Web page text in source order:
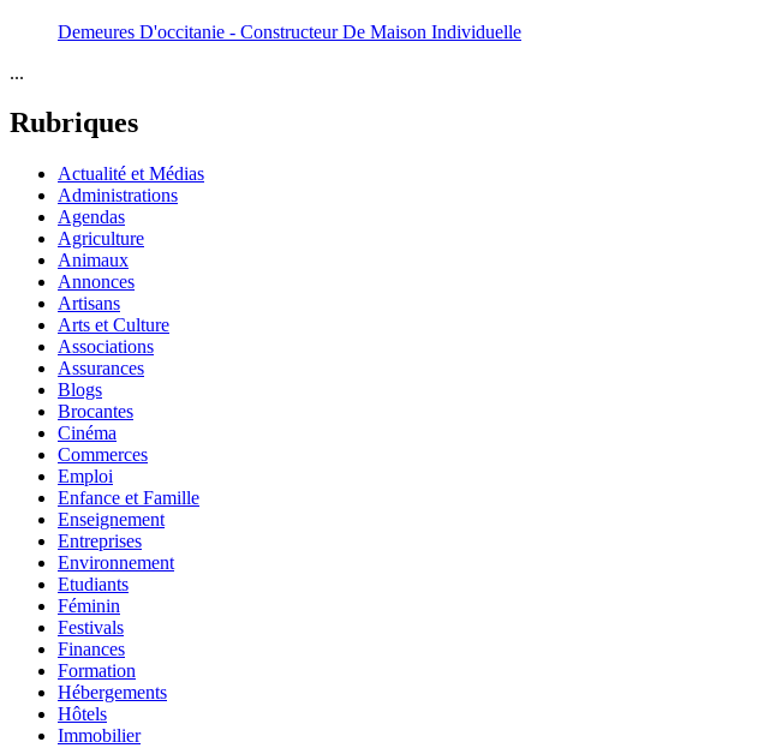
Demeures D'occitanie - Constructeur De Maison Individuelle
...
Rubriques
Actualité et Médias
Administrations
Agendas
Agriculture
Animaux
Annonces
Artisans
Arts et Culture
Associations
Assurances
Blogs
Brocantes
Cinéma
Commerces
Emploi
Enfance et Famille
Enseignement
Entreprises
Environnement
Etudiants
Féminin
Festivals
Finances
Formation
Hébergements
Hôtels
Immobilier